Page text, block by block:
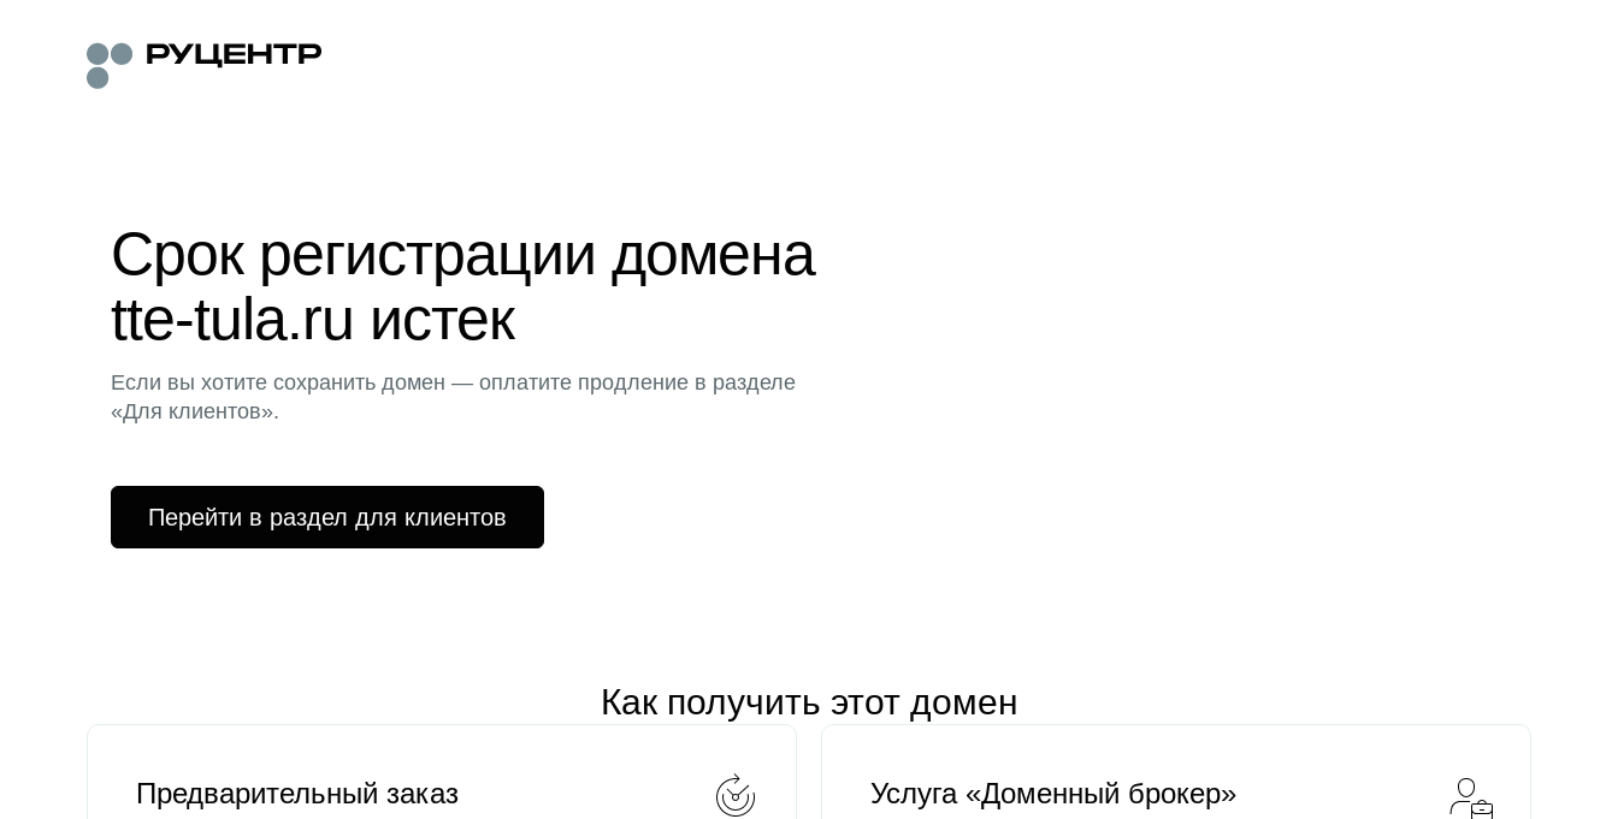
Срок регистрации домена
tte-tula.ru истек
Если вы хотите сохранить домен — оплатите продление в разделе
«Для клиентов».
Перейти в раздел для клиентов
Как получить этот домен
Предварительный заказ Услуга «Доменный брокер»